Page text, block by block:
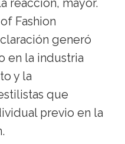
reacción, mayor.
Fashion
generó
en la industria
y la
que
previo en la